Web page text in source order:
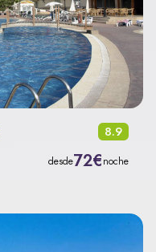
8.9
desde72€noche